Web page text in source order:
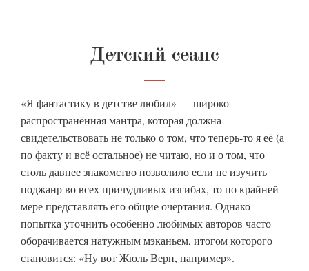
Детский сеанс
«Я фантастику в детстве любил» — широко
распространённая мантра, которая должна
свидетельствовать не только о том, что теперь-то я её (а
по факту и всё остальное) не читаю, но и о том, что
столь давнее знакомство позволило если не изучить
поджанр во всех причудливых изгибах, то по крайней
мере представлять его общие очертания. Однако
попытка уточнить особенно любимых авторов часто
оборачивается натужным мэканьем, итогом которого
становится: «Ну вот Жюль Верн, например».